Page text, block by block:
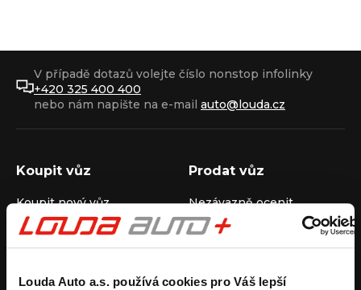
Louda Auto a.s. používá cookies pro Váš lepší
V případě dotazů volejte číslo nonstop infolinky
+420 325 400 400
nebo nám napište na e-mail auto@louda.cz
Koupit vůz
Koupit nový vůz
Koupit ojetý vůz
Koupit užitkový vůz
Prodat vůz
Nezávazně ocenit
Průběh výkupu vozu
Pronájem Společnost